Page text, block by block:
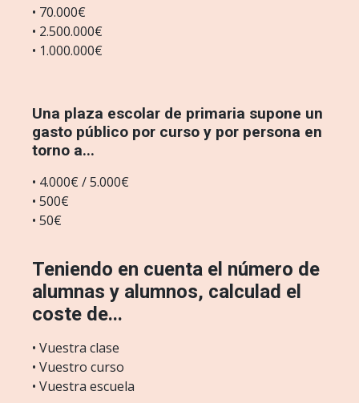
• 70.000€
• 2.500.000€
• 1.000.000€
Una plaza escolar de primaria supone un
gasto público por curso y por persona en
torno a...
• 4.000€ / 5.000€
• 500€
• 50€
Teniendo en cuenta el número de
alumnas y alumnos, calculad el
coste de...
• Vuestra clase
• Vuestro curso
• Vuestra escuela